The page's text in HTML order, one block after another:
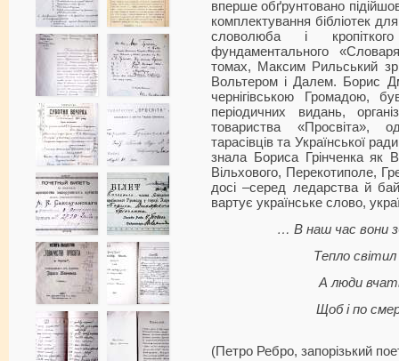
вперше обґрунтовано
комплектування бібліотек
словолюба і
фундаментального
томах, Максим Рильський
Вольтером і Далем. Борис
чернігівською Громадою,
періодичних видань,
товариства «Просвіта»,
тарасівців та Української
знала Бориса Грінченка як
Вільхового, Перекотиполе,
досі –серед ледарства й
вартує українське слово,
… В наш час вони
Тепло
А люди
Щоб і по
(Петро Ребро, запорізький